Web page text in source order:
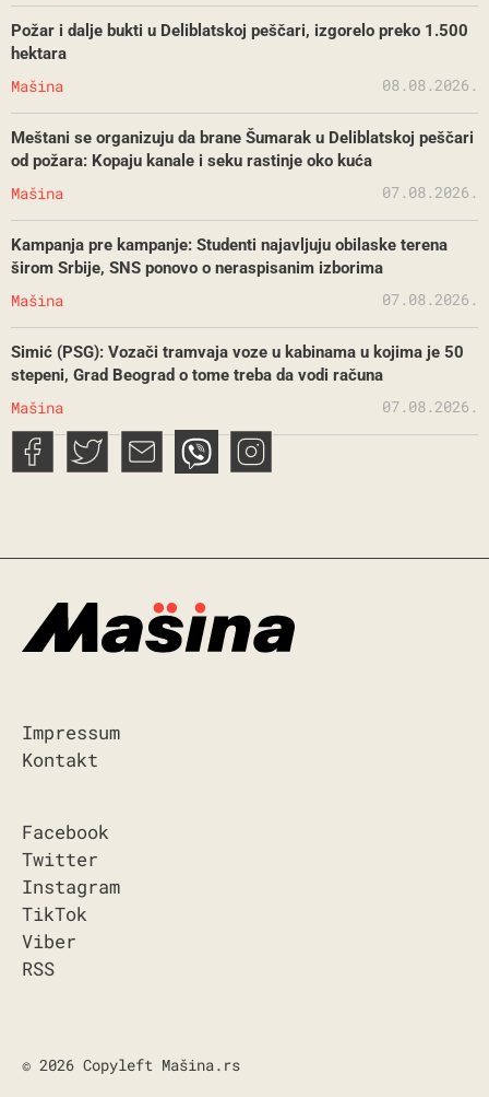
Požar i dalje bukti u Deliblatskoj peščari, izgorelo preko 1.500
hektara
Mašina 08.08.2026.
Meštani se organizuju da brane Šumarak u Deliblatskoj peščari
od požara: Kopaju kanale i seku rastinje oko kuća
Mašina 07.08.2026.
Kampanja pre kampanje: Studenti najavljuju obilaske terena
širom Srbije, SNS ponovo o neraspisanim izborima
Mašina 07.08.2026.
Simić (PSG): Vozači tramvaja voze u kabinama u kojima je 50
stepeni, Grad Beograd o tome treba da vodi računa
Mašina 07.08.2026.
Impressum
Kontakt
Facebook
Twitter
Instagram
TikTok
Viber
RSS
© 2026 Copyleft Mašina.rs